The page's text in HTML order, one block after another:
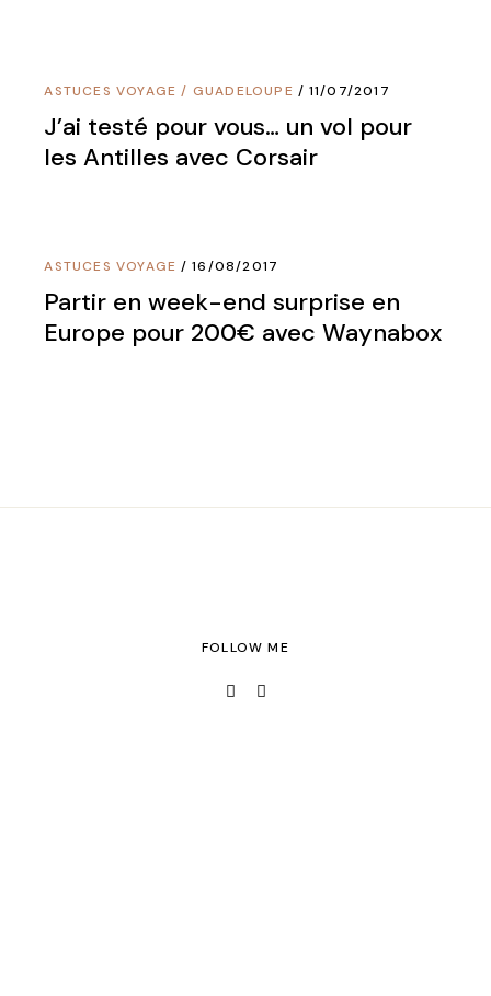
ASTUCES VOYAGE / GUADELOUPE 11/07/2017
J’ai testé pour vous… un vol pour
les Antilles avec Corsair
ASTUCES VOYAGE 16/08/2017
Partir en week-end surprise en
Europe pour 200€ avec Waynabox
FOLLOW ME